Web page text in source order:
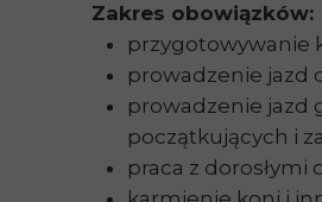
Zakres obowiązków:
przygotowywanie
prowadzenie jazd
prowadzenie jazd
początkujących i
praca z dorosłymi